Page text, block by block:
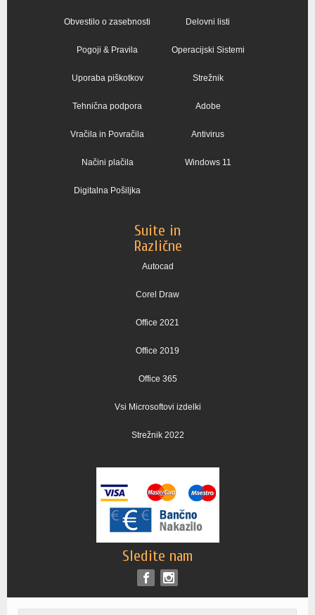
Obvestilo o zasebnosti
Pogoji & Pravila
Uporaba piškotkov
Tehnična podpora
Vračila in Povračila
Načini plačila
Digitalna Pošiljka
Delovni listi
Operacijski Sistemi
Strežnik
Adobe
Antivirus
Windows 11
Suite in
Različne
Autocad
Corel Draw
Office 2021
Office 2019
Office 365
Vsi Microsoftovi izdelki
Strežnik 2022
Sledite nam